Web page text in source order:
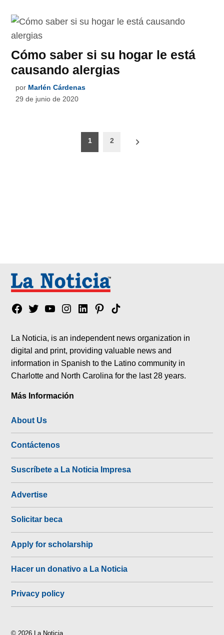
Cómo saber si su hogar le está
causando alergias
por Marlén Cárdenas
29 de junio de 2020
1 2
Facebook
TwitterYouTubeInstagram
LinkedinPinterest
Tik
La Noticia, is an independent news organization in
digital and print, providing valuable news and
information in Spanish to the Latino community in
Charlotte and North Carolina for the last 28 years.
Más Información
About Us
Contáctenos
Suscríbete a La Noticia Impresa
Advertise
Solicitar beca
Apply for scholarship
Hacer un donativo a La Noticia
Privacy policy
© 2026 La Noticia